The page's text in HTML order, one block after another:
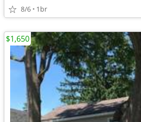
8/6 1br
$1,650